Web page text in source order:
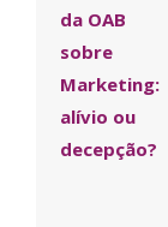
da OAB
sobre
Marketing:
alívio ou
decepção?